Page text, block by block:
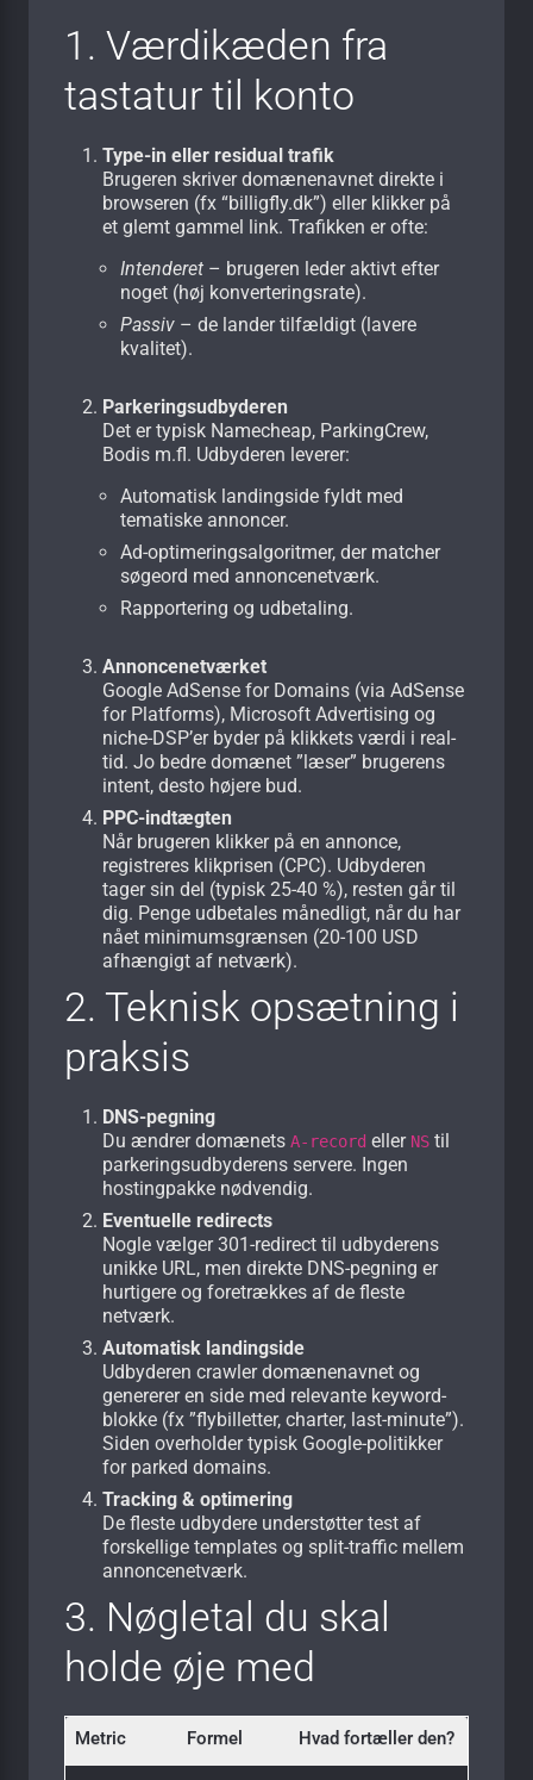
1. Værdikæden fra
tastatur til konto
Type-in eller residual trafik
Brugeren skriver domænenavnet direkte i
browseren (fx “billigfly.dk”) eller klikker på
et glemt gammel link. Trafikken er ofte:
Intenderet – brugeren leder aktivt efter
noget (høj konverteringsrate).
Passiv – de lander tilfældigt (lavere
kvalitet).
Parkerings­udbyderen
Det er typisk Namecheap, ParkingCrew,
Bodis m.fl. Udbyderen leverer:
Automatisk landingside fyldt med
tematiske annoncer.
Ad-optimeringsalgoritmer, der matcher
søgeord med annoncenetværk.
Rapportering og udbetaling.
Annoncenetværket
Google AdSense for Domains (via AdSense
for Platforms), Microsoft Advertising og
niche-DSP’er byder på klikkets værdi i real-
tid. Jo bedre domænet ”læser” brugerens
intent, desto højere bud.
PPC-indtægten
Når brugeren klikker på en annonce,
registreres klikprisen (CPC). Udbyderen
tager sin del (typisk 25-40 %), resten går til
dig. Penge udbetales månedligt, når du har
nået minimumsgrænsen (20-100 USD
afhængigt af netværk).
2. Teknisk opsætning i
praksis
DNS-pegning
Du ændrer domænets A-record eller NS til
parkeringsudbyderens servere. Ingen
hostingpakke nødvendig.
Eventuelle redirects
Nogle vælger 301-redirect til udbyderens
unikke URL, men direkte DNS-pegning er
hurtigere og foretrækkes af de fleste
netværk.
Automatisk landingside
Udbyderen crawler domænenavnet og
genererer en side med relevante keyword-
blokke (fx ”flybilletter, charter, last-minute”).
Siden overholder typisk Google-politikker
for parked domains.
Tracking & optimering
De fleste udbydere understøtter test af
forskellige templates og split-traffic mellem
annoncenetværk.
3. Nøgletal du skal
holde øje med
Metric Formel Hvad fortæller den?